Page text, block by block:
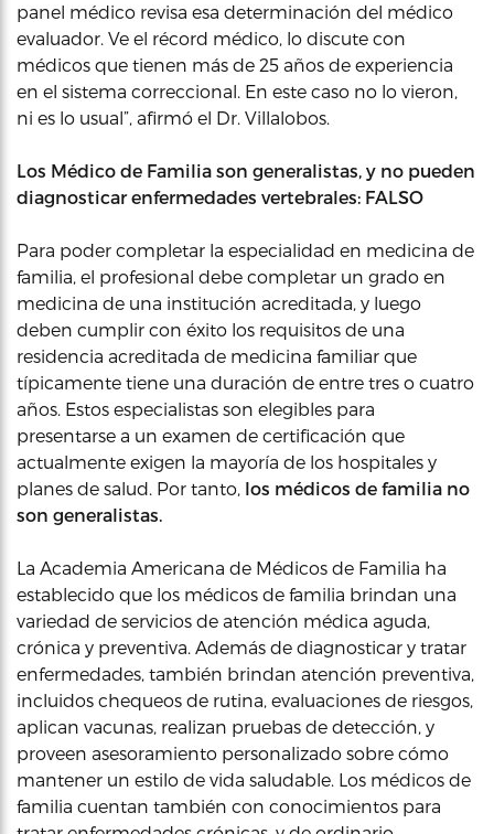
panel médico revisa esa determinación del médico
evaluador. Ve el récord médico, lo discute con
médicos que tienen más de 25 años de experiencia
en el sistema correccional. En este caso no lo vieron,
ni es lo usual”, afirmó el Dr. Villalobos.
Los Médico de Familia son generalistas, y no pueden
diagnosticar enfermedades vertebrales: FALSO
Para poder completar la especialidad en medicina de
familia, el profesional debe completar un grado en
medicina de una institución acreditada, y luego
deben cumplir con éxito los requisitos de una
residencia acreditada de medicina familiar que
típicamente tiene una duración de entre tres o cuatro
años. Estos especialistas son elegibles para
presentarse a un examen de certificación que
actualmente exigen la mayoría de los hospitales y
planes de salud. Por tanto, los médicos de familia no
son generalistas.
La Academia Americana de Médicos de Familia ha
establecido que los médicos de familia brindan una
variedad de servicios de atención médica aguda,
crónica y preventiva. Además de diagnosticar y tratar
enfermedades, también brindan atención preventiva,
incluidos chequeos de rutina, evaluaciones de riesgos,
aplican vacunas, realizan pruebas de detección, y
proveen asesoramiento personalizado sobre cómo
mantener un estilo de vida saludable. Los médicos de
familia cuentan también con conocimientos para